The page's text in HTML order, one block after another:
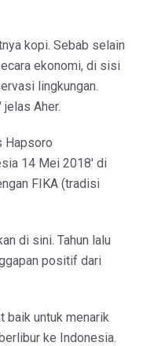
kopi. Sebab selain
ekonomi, di sisi
lingkungan.
jelas Aher.
Hapsoro
14 Mei 2018' di
FIKA (tradisi
di sini. Tahun lalu
positif dari
baik untuk menarik
ke Indonesia.